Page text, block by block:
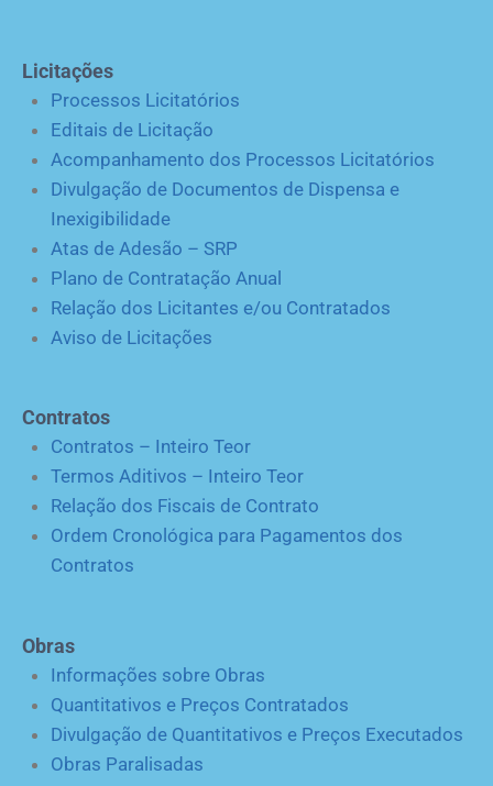
Licitações
Processos Licitatórios
Editais de Licitação
Acompanhamento dos Processos Licitatórios
Divulgação de Documentos de Dispensa e
Inexigibilidade
Atas de Adesão – SRP
Plano de Contratação Anual
Relação dos Licitantes e/ou Contratados
Aviso de Licitações
Contratos
Contratos – Inteiro Teor
Termos Aditivos – Inteiro Teor
Relação dos Fiscais de Contrato
Ordem Cronológica para Pagamentos dos
Contratos
Obras
Informações sobre Obras
Quantitativos e Preços Contratados
Divulgação de Quantitativos e Preços Executados
Obras Paralisadas